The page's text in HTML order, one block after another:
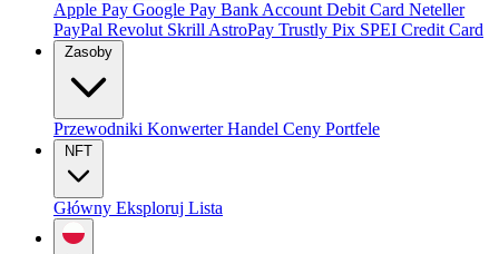
Apple Pay Google Pay Bank Account Debit Card Neteller
PayPal Revolut Skrill AstroPay Trustly Pix SPEI Credit Card
Zasoby
Przewodniki KonwerterHandel Ceny Portfele
NFT
Główny Eksploruj Lista